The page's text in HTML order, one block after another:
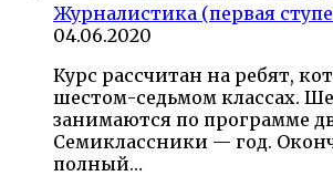
Журналистика (первая
04.06.2020
Курс рассчитан на ребят,
шестом-седьмом классах.
занимаются по программе
Семиклассники — год.
полный…